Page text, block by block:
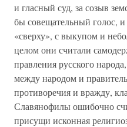
и гласный суд, за созыв
бы совещательный голос,
«сверху», с выкупом и
целом они считали
правления русского
между народом и
противоречия и вражду,
Славянофилы ошибочно
присущи исконная